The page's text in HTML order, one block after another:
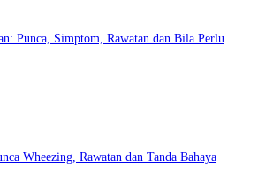
Punca, Simptom, Rawatan dan Bila Perlu
Wheezing, Rawatan dan Tanda Bahaya